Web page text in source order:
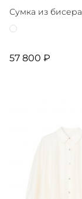
Сумка из бисера
57 800 ₽